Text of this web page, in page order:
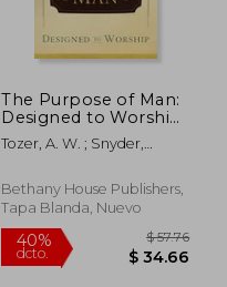
The Purpose of Man:
Designed to Worship
(en Inglés)
Tozer, A. W. ; Snyder,
Bethany House Publishers,
Tapa Blanda, Nuevo